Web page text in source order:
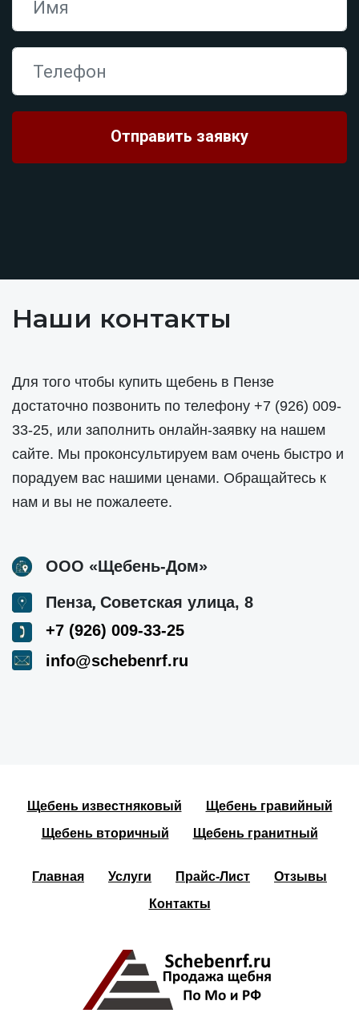
Наши контакты
Для того чтобы купить щебень в Пензе
достаточно позвонить по телефону +7 (926) 009-
33-25, или заполнить онлайн-заявку на нашем
сайте. Мы проконсультируем вам очень быстро и
порадуем вас нашими ценами. Обращайтесь к
нам и вы не пожалеете.
ООО «Щебень-Дом»
Пенза, Советская улица, 8
+7 (926) 009-33-25
info@schebenrf.ru
Щебень известняковый
Щебень гравийный
Щебень вторичный
Щебень гранитный
Главная Услуги Прайс-Лист
Отзывы
Контакты